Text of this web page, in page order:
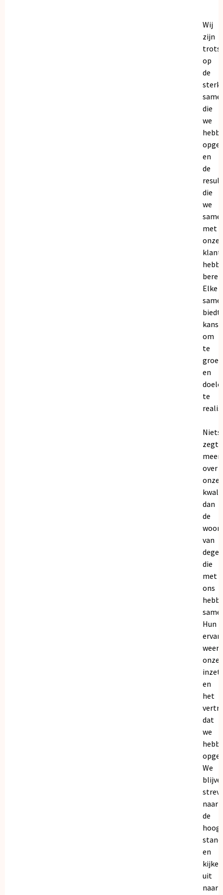
Wij
zijn
trots
op
de
die
we
en
de
die
we
met
onze
Elke
biedt
om
te
en
te
Niets
zegt
meer
over
onze
dan
de
van
die
met
ons
Hun
onze
inzet
en
het
dat
we
We
naar
de
en
kijken
uit
naar